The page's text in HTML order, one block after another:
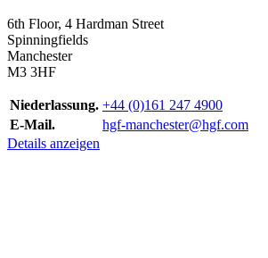
6th Floor, 4 Hardman Street
Spinningfields
Manchester
M3 3HF
Niederlassung. +44 (0)161 247 4900
E-Mail.
hgf-manchester@hgf.com
Details anzeigen